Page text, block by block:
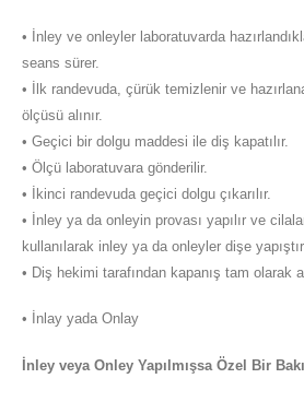
• İnley ve onleyler laboratuvarda
seans sürer.
• İlk randevuda, çürük temizlenir ve
ölçüsü alınır.
• Geçici bir dolgu maddesi ile diş kapatılır.
• Ölçü laboratuvara gönderilir.
• İkinci randevuda geçici dolgu çıkarılır.
• İnley ya da onleyin provası yapılır ve
kullanılarak inley ya da onleyler dişe
• Diş hekimi tarafından kapanış tam olarak
• İnlay yada Onlay
İnley veya Onley Yapılmışsa Özel Bir